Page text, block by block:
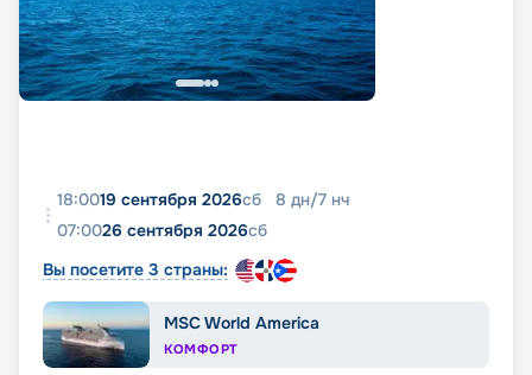
18:0019 сентября 2026сб 8 дн/7 нч
07:0026 сентября 2026сб
Вы посетите 3 страны:
MSC World America
КОМФОРТ